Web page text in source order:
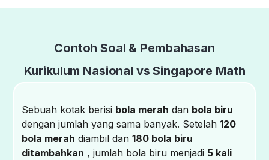
Contoh Soal & Pembahasan
Kurikulum Nasional vs Singapore Math
Sebuah kotak berisi bola merah dan bola biru
dengan jumlah yang sama banyak. Setelah120
bola merah diambil dan180 bola biru
ditambahkan , jumlah bola biru menjadi 5 kali